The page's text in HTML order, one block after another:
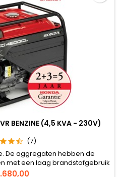
BENZINE (4,5 KVA - 230V)
(7)
De aggregaten hebben de
met een laag brandstofgebruik
digitale elektronische